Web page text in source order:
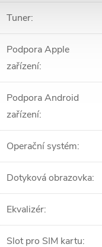
Tuner:
Podpora Apple
zařízení:
Podpora Android
zařízení:
Operační systém:
Dotyková obrazovka:
Ekvalizér:
Slot pro SIM kartu: